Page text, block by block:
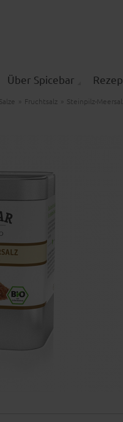
Über Spicebar
Salze » Fruchtsalz » Steinpilz-